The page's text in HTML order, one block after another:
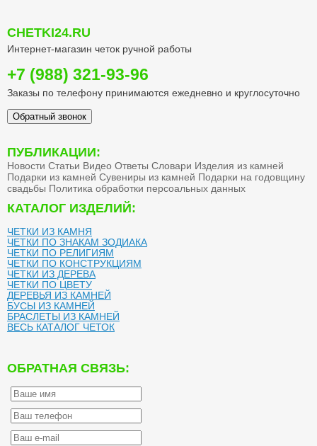
CHETKI24.RU
Интернет-магазин четок ручной работы
+7 (988) 321-93-96
Заказы по телефону принимаются ежедневно и круглосуточно
Обратный звонок
ПУБЛИКАЦИИ:
Новости Статьи Видео Ответы Словари Изделия из камней
Подарки из камней Сувениры из камней Подарки на годовщину
свадьбы Политика обработки персоальных данных
КАТАЛОГ ИЗДЕЛИЙ:
ЧЕТКИ ИЗ КАМНЯ
ЧЕТКИ ПО ЗНАКАМ ЗОДИАКА
ЧЕТКИ ПО РЕЛИГИЯМ
ЧЕТКИ ПО КОНСТРУКЦИЯМ
ЧЕТКИ ИЗ ДЕРЕВА
ЧЕТКИ ПО ЦВЕТУ
ДЕРЕВЬЯ ИЗ КАМНЕЙ
БУСЫ ИЗ КАМНЕЙ
БРАСЛЕТЫ ИЗ КАМНЕЙ
ВЕСЬ КАТАЛОГ ЧЕТОК
ОБРАТНАЯ СВЯЗЬ: